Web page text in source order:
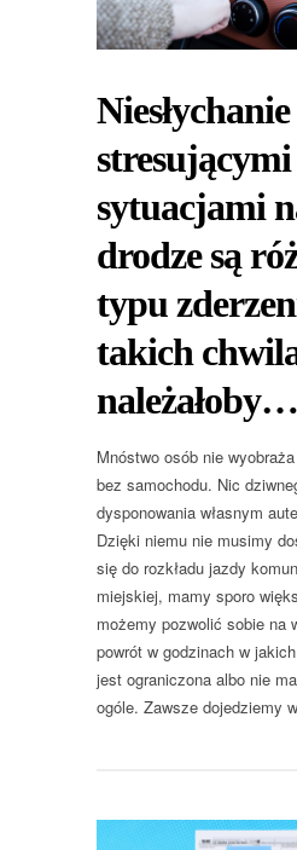
Niesłychanie
stresującymi
sytuacjami
drodze są
typu
takich
należałoby…
Mnóstwo osób nie
bez samochodu. Nic
dysponowania własnym
Dzięki niemu nie musimy
się do rozkładu jazdy
miejskiej, mamy sporo
możemy pozwolić sobie na
powrót w godzinach w
jest ograniczona albo nie
ogóle. Zawsze dojedziemy